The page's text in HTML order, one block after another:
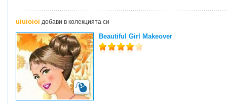
uiuioioi добави в колекцията си
Beautiful Girl Makeover